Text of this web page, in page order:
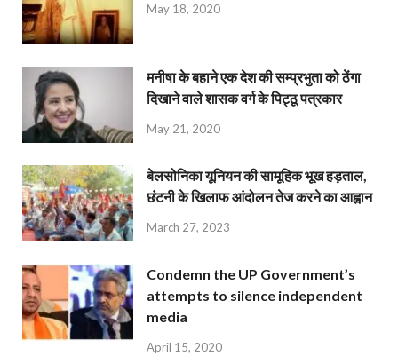
May 18, 2020
मनीषा के बहाने एक देश की सम्प्रभुता को ठेंगा
दिखाने वाले शासक वर्ग के पिट्ठू पत्रकार
May 21, 2020
बेलसोनिका यूनियन की सामूहिक भूख हड़ताल,
छंटनी के खिलाफ आंदोलन तेज करने का आह्वान
March 27, 2023
Condemn the UP Government’s
attempts to silence independent
media
April 15, 2020